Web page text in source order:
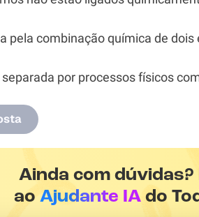
pela combinação química de
separada por processos físicos
Ainda com
aoAjudante IAdo